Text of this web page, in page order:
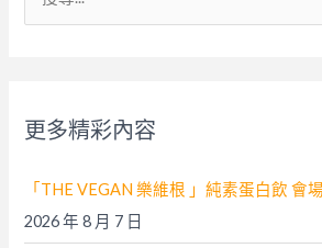
:
更多精彩內容
「THE VEGAN 樂維根 」純素蛋白飲 會
2026 年 8 月 7 日